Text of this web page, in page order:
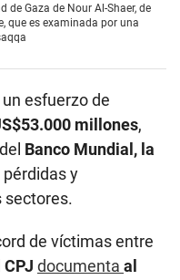
Gaza de Nour Al-Shaer, de
que es examinada por una
esfuerzo de
millones,
Banco Mundial, la
y
sectores.
de víctimas entre
CPJ documenta al